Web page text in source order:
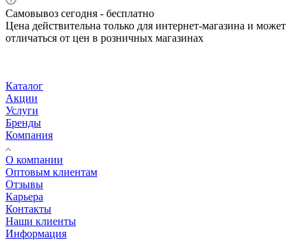
Самовывоз сегодня - бесплатно
Цена действительна только для интернет-магазина и может
отличаться от цен в розничных магазинах
Каталог
Акции
Услуги
Бренды
Компания
О компании
Оптовым клиентам
Отзывы
Карьера
Контакты
Наши клиенты
Информация